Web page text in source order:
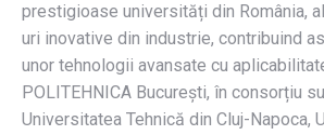
prestigioase universități din România,
uri inovative din industrie, contribuind
unor tehnologii avansate cu
POLITEHNICA București, în consorțiu
Universitatea Tehnică din Cluj-Napoca,